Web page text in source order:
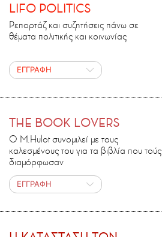
LIFO POLITICS
Ρεπορτάζ και συζητήσεις πάνω σε
θέματα πολιτικής και κοινωνίας
ΕΓΓΡΑΦΗ
THE BOOK LOVERS
Ο M.Ηulot συνομιλεί με τους
καλεσμένους του για τα βιβλία που τούς
διαμόρφωσαν
ΕΓΓΡΑΦΗ